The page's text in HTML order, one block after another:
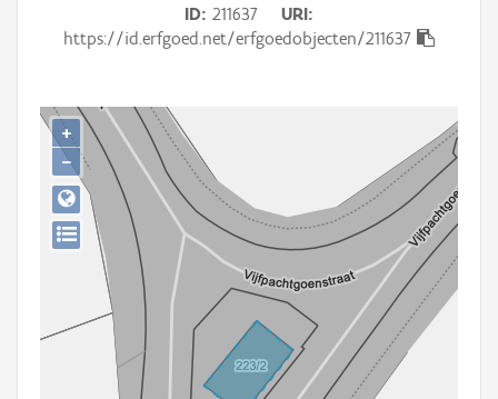
Gebeurtenis
Persoon of collectief
Downloads
ID 211637
URI
https://id.erfgoed.net/erfgoedobjecten/211637
+
−